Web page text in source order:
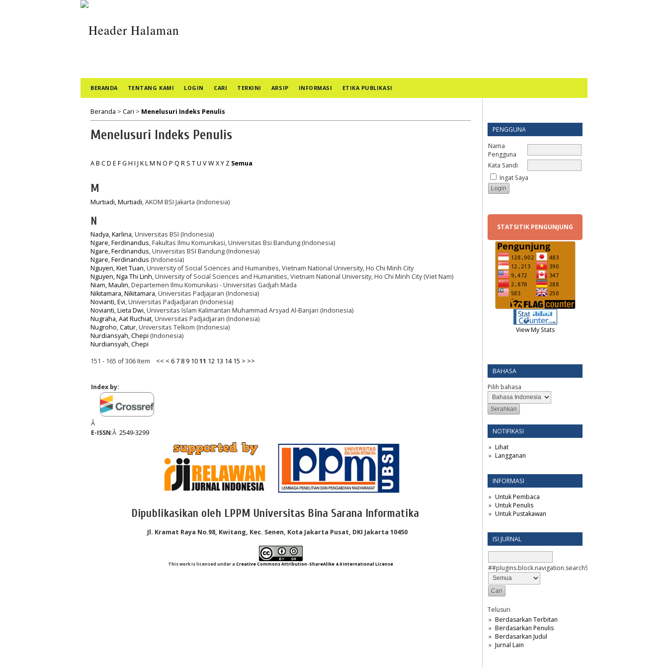
PENGGUNA
Nama
Pengguna
Kata Sandi
Ingat Saya
STATSITIK PENGUNJUNG
View My Stats
BAHASA
Pilih bahasa
NOTIFIKASI
Lihat
Langganan
INFORMASI
Untuk Pembaca
Untuk Penulis
Untuk Pustakawan
ISI JURNAL
##plugins.block.navigation.searchScope##
Telusuri
Berdasarkan Terbitan
Berdasarkan Penulis
Berdasarkan Judul
Jurnal Lain
BERANDA TENTANG KAMI LOGIN CARI TERKINI ARSIP INFORMASI ETIKA PUBLIKASI
Beranda > Cari > Menelusuri Indeks Penulis
Menelusuri Indeks Penulis
AB CD E FG H I J KLM N O P Q R S TU VWXY Z Semua
M
Murtiadi, Murtiadi, AKOM BSI Jakarta (Indonesia)
N
Nadya, Karlina, Universitas BSI (Indonesia)
Ngare, Ferdinandus, Fakultas Ilmu Komunikasi, Universitas Bsi Bandung (Indonesia)
Ngare, Ferdinandus, Universitas BSI Bandung (Indonesia)
Ngare, Ferdinandus (Indonesia)
Nguyen, Kiet Tuan, University of Social Sciences and Humanities, Vietnam National University, Ho Chi Minh City
Nguyen, Nga Thi Linh, University of Social Sciences and Humanities, Vietnam National University, Ho Chi Minh City (Viet Nam)
Niam, Maulin, Departemen Ilmu Komunikasi - Universitas Gadjah Mada
Nikitamara, Nikitamara, Universitas Padjajaran (Indonesia)
Novianti, Evi, Universitas Padjadjaran (Indonesia)
Novianti, Lieta Dwi, Universitas Islam Kalimantan Muhammad Arsyad Al-Banjari (Indonesia)
Nugraha, Aat Ruchiat, Universitas Padjadjaran (Indonesia)
Nugroho, Catur, Universitas Telkom (Indonesia)
Nurdiansyah, Chepi (Indonesia)
Nurdiansyah, Chepi
151 - 165 of 306 Item << < 6 7 8 9 1011 12 13 14 15 > >>
Index by:
Â
E-ISSN:Â 2549-3299
Dipublikasikan oleh LPPM Universitas Bina Sarana Informatika
Jl. Kramat Raya No.98, Kwitang, Kec. Senen, Kota Jakarta Pusat, DKI Jakarta 10450
This work is licensed under a Creative Commons Attribution-ShareAlike 4.0 International License